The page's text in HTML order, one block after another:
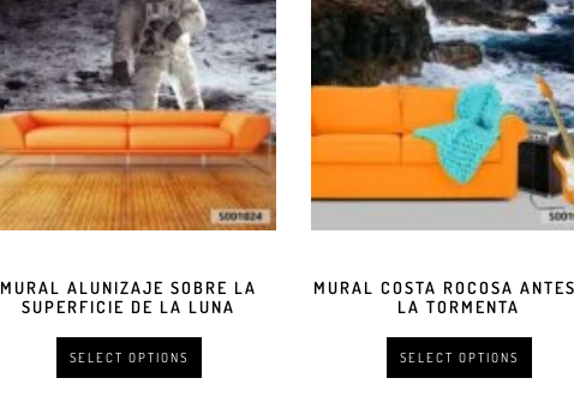
MURAL ALUNIZAJE SOBRE LA
SUPERFICIE DE LA LUNA
SELECT OPTIONS
MURAL COSTA ROCOSA
LA TORMENTA
SELECT OPTIONS